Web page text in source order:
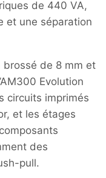
de 440 VA,
et une séparation
brossé de 8 mm et
Evolution
circuits imprimés
et les étages
des
pull.